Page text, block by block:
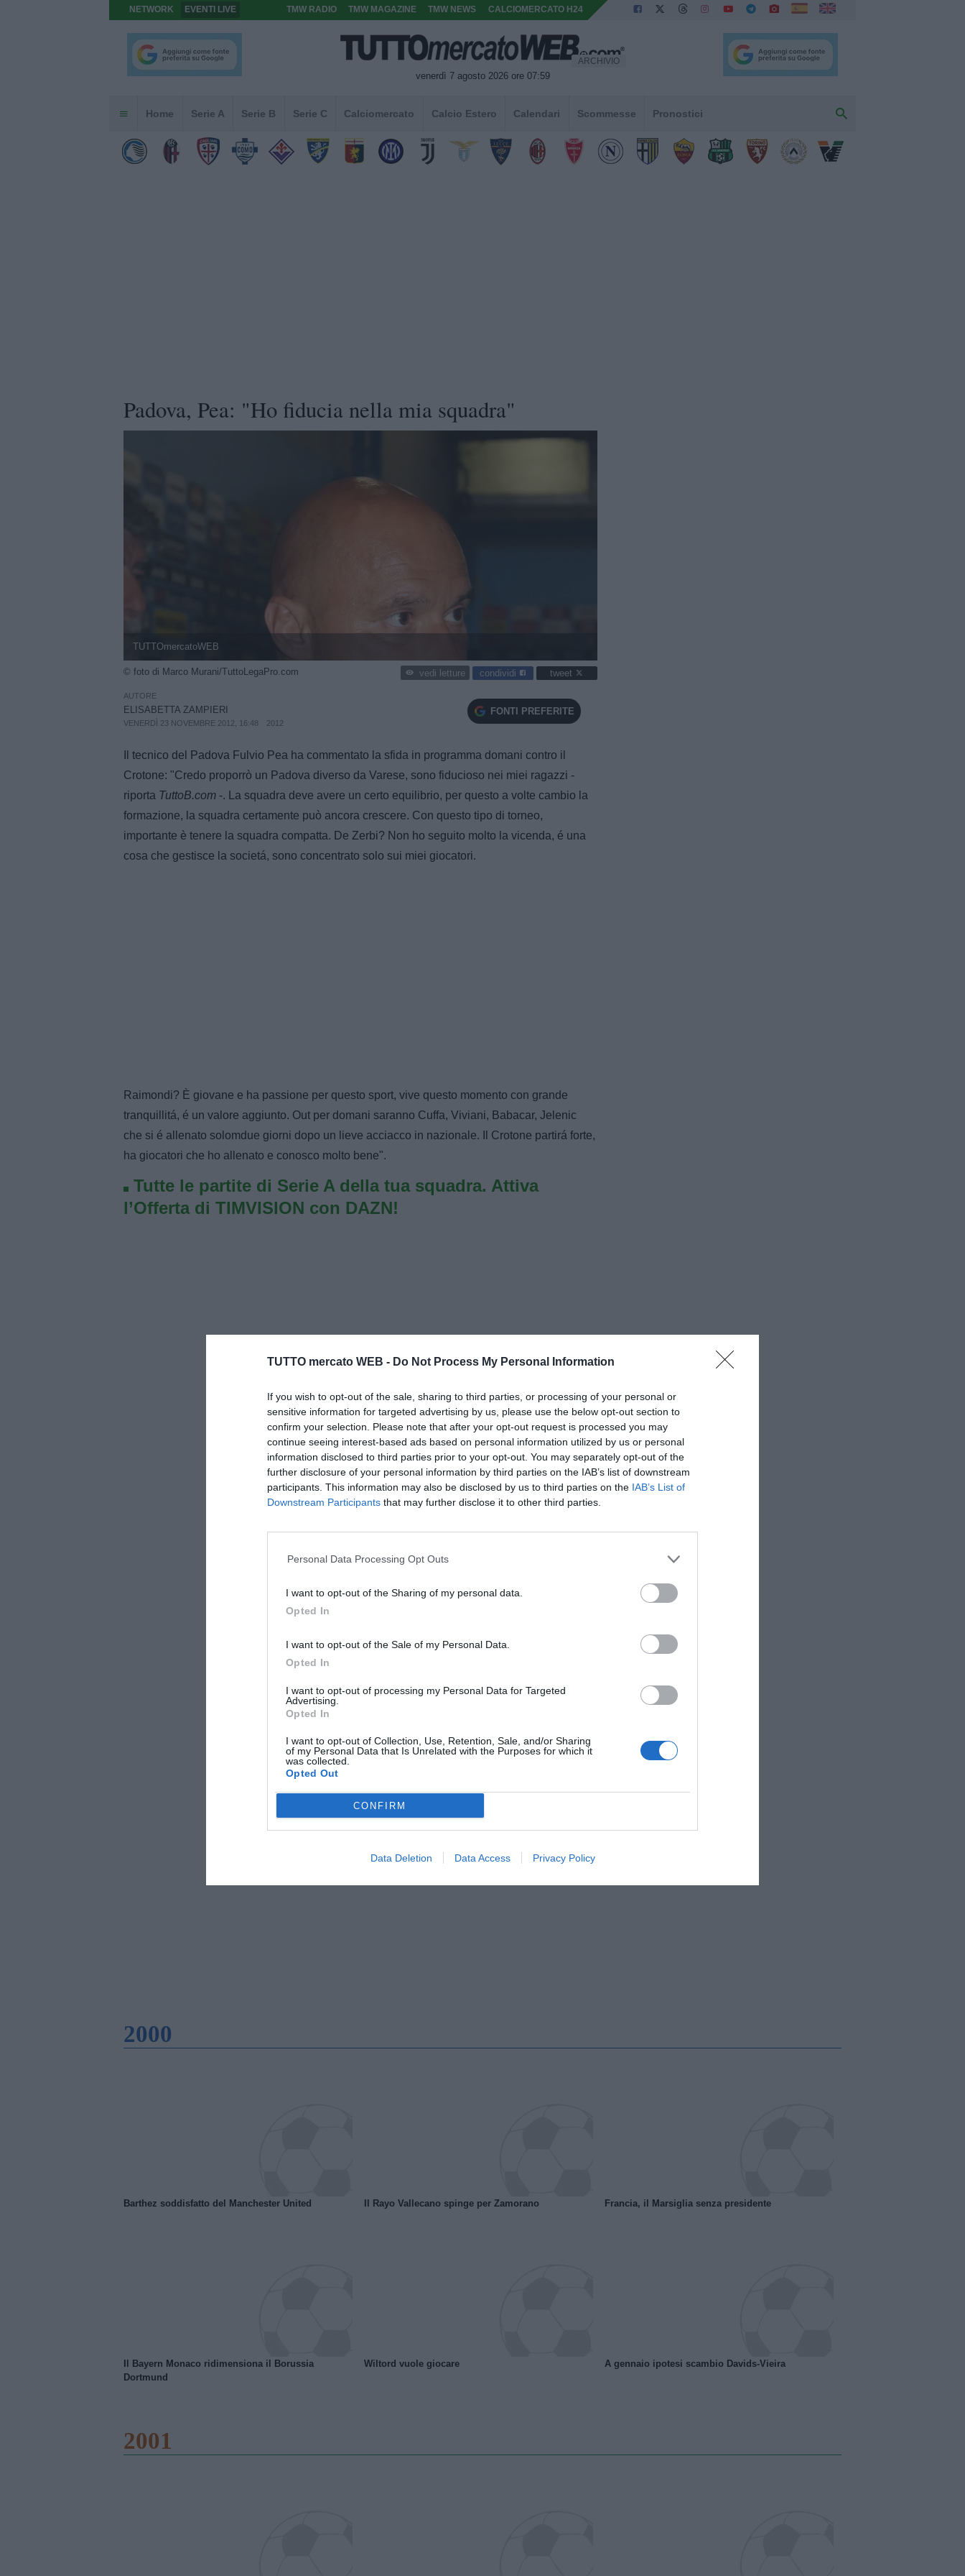
TUTTO mercato WEB - Do Not Process My Personal Information
If you wish to opt-out of the sale, sharing to third parties, or processing of your personal or
sensitive information for targeted advertising by us, please use the below opt-out section to
confirm your selection. Please note that after your opt-out request is processed you may
continue seeing interest-based ads based on personal information utilized by us or personal
information disclosed to third parties prior to your opt-out. You may separately opt-out of the
further disclosure of your personal information by third parties on the IAB’s list of downstream
participants. This information may also be disclosed by us to third parties on the IAB’s List of
Downstream Participants that may further disclose it to other third parties.
Personal Data Processing Opt Outs
I want to opt-out of the Sharing of my personal data.
Opted In
I want to opt-out of the Sale of my Personal Data.
Opted In
I want to opt-out of processing my Personal Data for Targeted
Advertising.
Opted In
I want to opt-out of Collection, Use, Retention, Sale, and/or Sharing
of my Personal Data that Is Unrelated with the Purposes for which it
was collected.
Opted Out
CONFIRM
Data Deletion Data Access Privacy Policy
NETWORK EVENTI LIVE TMW RADIO TMW MAGAZINE TMW NEWS CALCIOMERCATO H24
venerdì 7 agosto 2026 ore 07:59
ARCHIVIO
Home Serie A Serie B Serie C Calciomercato Calcio Estero Calendari Scommesse Pronostici
Padova, Pea: "Ho fiducia nella mia squadra"
TUTTOmercatoWEB
© foto di Marco Murani/TuttoLegaPro.com vedi letture condividi tweet
AUTORE
ELISABETTA ZAMPIERI
VENERDÌ 23 NOVEMBRE 2012, 16:48 2012
FONTI PREFERITE
Il tecnico del Padova Fulvio Pea ha commentato la sfida in programma domani contro il
Crotone: "Credo proporrò un Padova diverso da Varese, sono fiducioso nei miei ragazzi -
riporta TuttoB.com -. La squadra deve avere un certo equilibrio, per questo a volte cambio la
formazione, la squadra certamente può ancora crescere. Con questo tipo di torneo,
importante è tenere la squadra compatta. De Zerbi? Non ho seguito molto la vicenda, é una
cosa che gestisce la societá, sono concentrato solo sui miei giocatori.
Raimondi? È giovane e ha passione per questo sport, vive questo momento con grande
tranquillitá, é un valore aggiunto. Out per domani saranno Cuffa, Viviani, Babacar, Jelenic
che si é allenato solomdue giorni dopo un lieve acciacco in nazionale. Il Crotone partirá forte,
ha giocatori che ho allenato e conosco molto bene".
Tutte le partite di Serie A della tua squadra. Attiva
l’Offerta di TIMVISION con DAZN!
2000
Barthez soddisfatto del Manchester United Il Rayo Vallecano spinge per Zamorano Francia, il Marsiglia senza presidente
Il Bayern Monaco ridimensiona il Borussia
Dortmund
Wiltord vuole giocare A gennaio ipotesi scambio Davids-Vieira
2001